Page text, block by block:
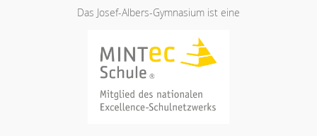
Das Josef-Albers-Gymnasium ist eine